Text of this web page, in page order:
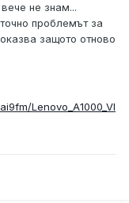
не знам...
проблемът за
защото отново
Lenovo_A1000_VI